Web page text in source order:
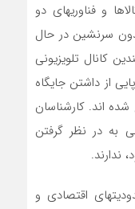
و فناوریهای دو
سرنشین در حال
کانال تلویزیونی
از داشتن جایگاه
اند. کارشناسان
به در نظر گرفتن
ندارند.
اقتصادی و